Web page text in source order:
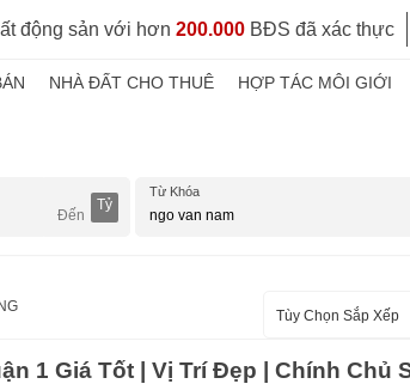
động sản với hơn 200.000 BĐS đã xác thực
NHÀ ĐẤT CHO THUÊ HỢP TÁC MÔI GIỚI
Tỷ
Từ Khóa
Tùy Chọn Sắp Xếp
1 Giá Tốt | Vị Trí Đẹp | Chính Chủ